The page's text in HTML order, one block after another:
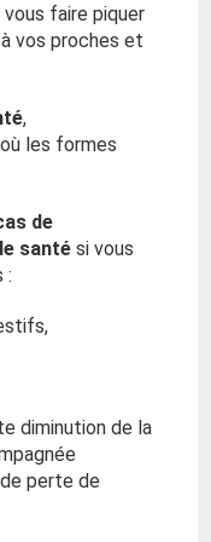
faire piquer
vos proches et
,
les formes
de
santé si vous
:
diminution de la
perte de